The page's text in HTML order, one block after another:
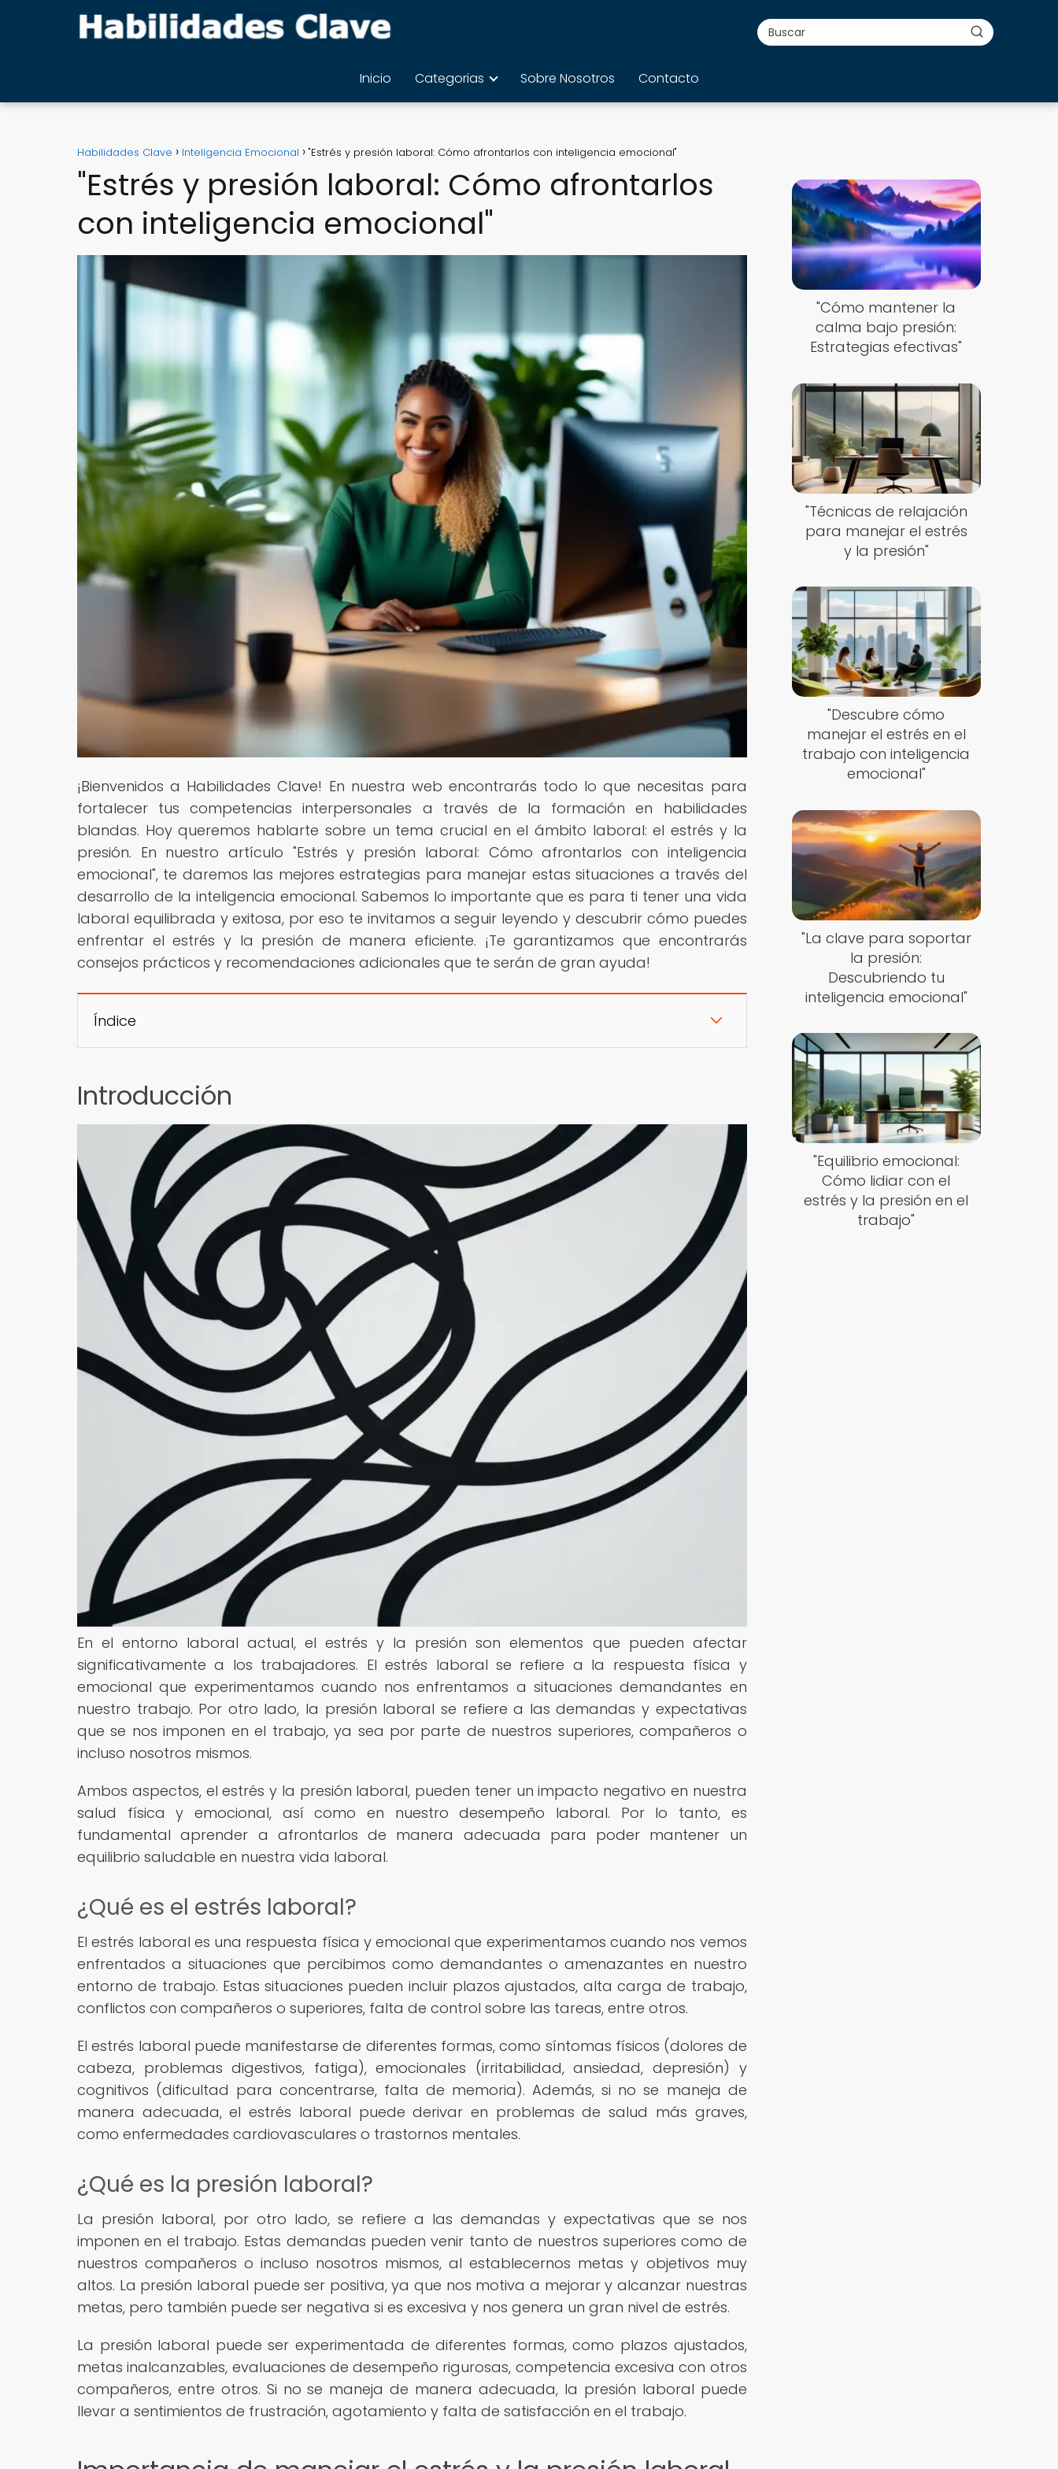
Inicio Categorias Sobre Nosotros Contacto
Habilidades Clave Inteligencia Emocional "Estrés y presión laboral: Cómo afrontarlos con inteligencia emocional"
"Estrés y presión laboral: Cómo afrontarlos
con inteligencia emocional"
¡Bienvenidos a Habilidades Clave! En nuestra web encontrarás todo lo que necesitas para
fortalecer tus competencias interpersonales a través de la formación en habilidades
blandas. Hoy queremos hablarte sobre un tema crucial en el ámbito laboral: el estrés y la
presión. En nuestro artículo "Estrés y presión laboral: Cómo afrontarlos con inteligencia
emocional", te daremos las mejores estrategias para manejar estas situaciones a través del
desarrollo de la inteligencia emocional. Sabemos lo importante que es para ti tener una vida
laboral equilibrada y exitosa, por eso te invitamos a seguir leyendo y descubrir cómo puedes
enfrentar el estrés y la presión de manera eficiente. ¡Te garantizamos que encontrarás
consejos prácticos y recomendaciones adicionales que te serán de gran ayuda!
Índice
Introducción
En el entorno laboral actual, el estrés y la presión son elementos que pueden afectar
significativamente a los trabajadores. El estrés laboral se refiere a la respuesta física y
emocional que experimentamos cuando nos enfrentamos a situaciones demandantes en
nuestro trabajo. Por otro lado, la presión laboral se refiere a las demandas y expectativas
que se nos imponen en el trabajo, ya sea por parte de nuestros superiores, compañeros o
incluso nosotros mismos.
Ambos aspectos, el estrés y la presión laboral, pueden tener un impacto negativo en nuestra
salud física y emocional, así como en nuestro desempeño laboral. Por lo tanto, es
fundamental aprender a afrontarlos de manera adecuada para poder mantener un
equilibrio saludable en nuestra vida laboral.
¿Qué es el estrés laboral?
El estrés laboral es una respuesta física y emocional que experimentamos cuando nos vemos
enfrentados a situaciones que percibimos como demandantes o amenazantes en nuestro
entorno de trabajo. Estas situaciones pueden incluir plazos ajustados, alta carga de trabajo,
conflictos con compañeros o superiores, falta de control sobre las tareas, entre otros.
El estrés laboral puede manifestarse de diferentes formas, como síntomas físicos (dolores de
cabeza, problemas digestivos, fatiga), emocionales (irritabilidad, ansiedad, depresión) y
cognitivos (dificultad para concentrarse, falta de memoria). Además, si no se maneja de
manera adecuada, el estrés laboral puede derivar en problemas de salud más graves,
como enfermedades cardiovasculares o trastornos mentales.
¿Qué es la presión laboral?
La presión laboral, por otro lado, se refiere a las demandas y expectativas que se nos
imponen en el trabajo. Estas demandas pueden venir tanto de nuestros superiores como de
nuestros compañeros o incluso nosotros mismos, al establecernos metas y objetivos muy
altos. La presión laboral puede ser positiva, ya que nos motiva a mejorar y alcanzar nuestras
metas, pero también puede ser negativa si es excesiva y nos genera un gran nivel de estrés.
La presión laboral puede ser experimentada de diferentes formas, como plazos ajustados,
metas inalcanzables, evaluaciones de desempeño rigurosas, competencia excesiva con otros
compañeros, entre otros. Si no se maneja de manera adecuada, la presión laboral puede
llevar a sentimientos de frustración, agotamiento y falta de satisfacción en el trabajo.
"Cómo mantener la
calma bajo presión:
Estrategias efectivas"
"Técnicas de relajación
para manejar el estrés
y la presión"
"Descubre cómo
manejar el estrés en el
trabajo con inteligencia
emocional"
"La clave para soportar
la presión:
Descubriendo tu
inteligencia emocional"
"Equilibrio emocional:
Cómo lidiar con el
estrés y la presión en el
trabajo"